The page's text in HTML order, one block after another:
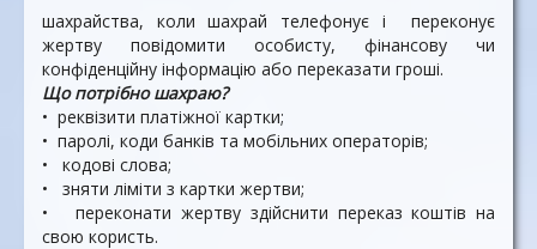
шахрайства, коли шахрай теле­фонує і переконує
жертву пові­домити особисту, фінансову чи
конфіденційну інформацію або переказати гроші.
Що потрібно шахраю?
• реквізити платіжної картки;
• паролі, коди банків та мо­більних операторів;
• кодові слова;
• зняти ліміти з картки жертви;
• переконати жертву здійс­нити переказ коштів на
свою користь.